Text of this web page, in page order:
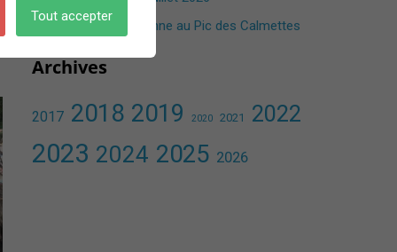
Une randonnée aérienne au Pic des Calmettes ​
Archives
2017 2018 2019 2020 2021 2022
2023 2024 2025 2026
Tout accepter